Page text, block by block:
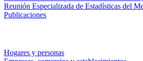
Reunión Especializada de Estadísticas del
Publicaciones
Hogares y personas